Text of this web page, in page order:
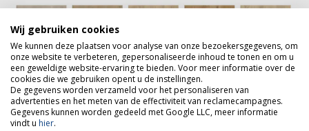
Wij gebruiken cookies
We kunnen deze plaatsen voor analyse van onze bezoekersgegevens, om
onze website te verbeteren, gepersonaliseerde inhoud te tonen en om u
een geweldige website-ervaring te bieden. Voor meer informatie over de
cookies die we gebruiken opent u de instellingen.
De gegevens worden verzameld voor het personaliseren van
advertenties en het meten van de effectiviteit van reclamecampagnes.
Gegevens kunnen worden gedeeld met Google LLC, meer informatie
vindt u hier.